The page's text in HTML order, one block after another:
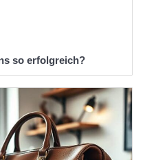
so erfolgreich?